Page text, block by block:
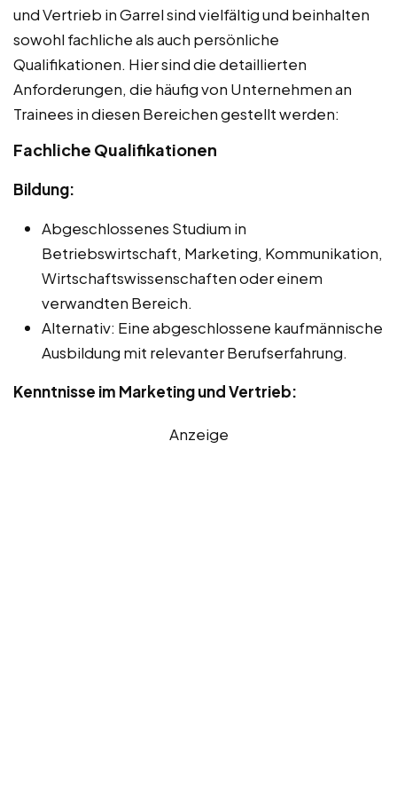
und Vertrieb in Garrel sind vielfältig und beinhalten
sowohl fachliche als auch persönliche
Qualifikationen. Hier sind die detaillierten
Anforderungen, die häufig von Unternehmen an
Trainees in diesen Bereichen gestellt werden:
Fachliche Qualifikationen
Bildung:
Abgeschlossenes Studium in
Betriebswirtschaft, Marketing, Kommunikation,
Wirtschaftswissenschaften oder einem
verwandten Bereich.
Alternativ: Eine abgeschlossene kaufmännische
Ausbildung mit relevanter Berufserfahrung.
Kenntnisse im Marketing und Vertrieb:
Anzeige